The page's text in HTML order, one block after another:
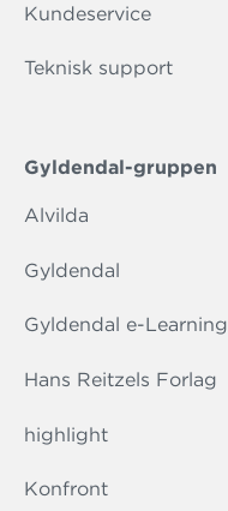
Kundeservice
Teknisk support
Gyldendal-gruppen
Alvilda
Gyldendal
Gyldendal e-Learning
Hans Reitzels Forlag
highlight
Konfront